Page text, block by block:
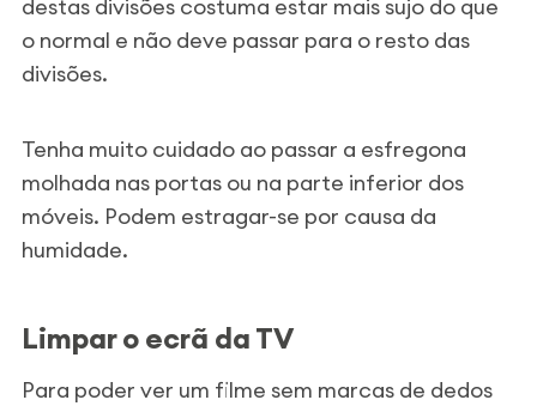
destas divisões costuma estar mais sujo do que
o normal e não deve passar para o resto das
divisões.
Tenha muito cuidado ao passar a esfregona
molhada nas portas ou na parte inferior dos
móveis. Podem estragar-se por causa da
humidade.
Limpar o ecrã da TV
Para poder ver um filme sem marcas de dedos